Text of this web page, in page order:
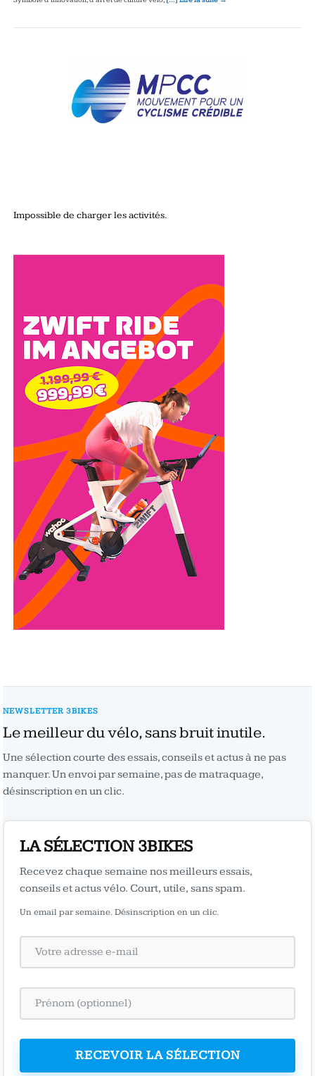
Impossible de charger les activités.
NEWSLETTER 3BIKES
Le meilleur du vélo, sans bruit inutile.
Une sélection courte des essais, conseils et actus à ne pas
manquer. Un envoi par semaine, pas de matraquage,
désinscription en un clic.
LA SÉLECTION 3BIKES
Recevez chaque semaine nos meilleurs essais,
conseils et actus vélo. Court, utile, sans spam.
Un email par semaine. Désinscription en un clic.
RECEVOIR LA SÉLECTION